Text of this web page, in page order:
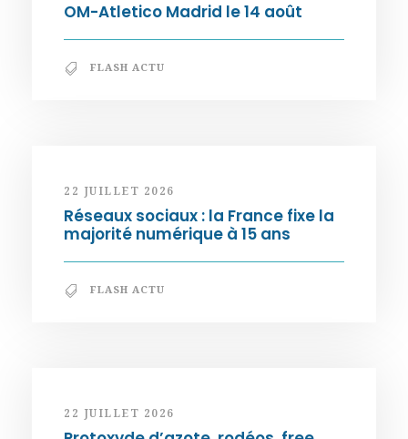
OM-Atletico Madrid le 14 août
FLASH ACTU
22 JUILLET 2026
Réseaux sociaux : la France fixe la
majorité numérique à 15 ans
FLASH ACTU
22 JUILLET 2026